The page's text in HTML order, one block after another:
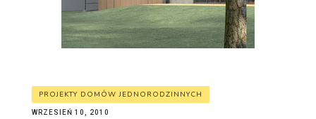
PROJEKTY DOMÓW JEDNORODZINNYCH
WRZESIEŃ 10, 2010